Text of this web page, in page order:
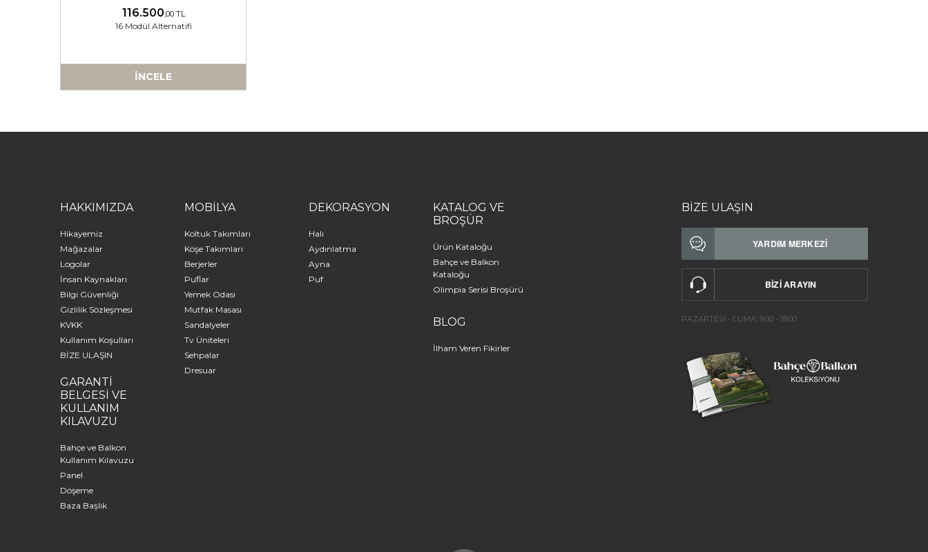
116.500,00 TL
16 Modül Alternatifi
İNCELE
HAKKIMIZDA
Hikayemiz
Mağazalar
Logolar
İnsan Kaynakları
Bilgi Güvenliği
Gizlilik Sözleşmesi
KVKK
Kullanım Koşulları
BİZE ULAŞIN
GARANTİ
BELGESİ VE
KULLANIM
KILAVUZU
Bahçe ve Balkon
Kullanım Kılavuzu
Panel
Döşeme
Baza Başlık
MOBİLYA
Koltuk Takımları
Köşe Takımları
Berjerler
Puflar
Yemek Odası
Mutfak Masası
Sandalyeler
Tv Üniteleri
Sehpalar
Dresuar
DEKORASYON
Halı
Aydınlatma
Ayna
Puf
KATALOG VE
BROŞÜR
Ürün Kataloğu
Bahçe ve Balkon
Kataloğu
Olimpia Serisi Broşürü
BLOG
İlham Veren Fikirler
BİZE ULAŞIN
PAZARTESİ - CUMA: 9.00 - 18:00